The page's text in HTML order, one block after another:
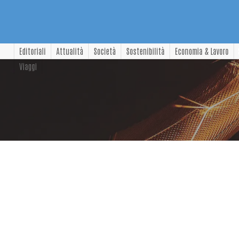
Editoriali Attualità Società Sostenibilità Economia & Lavoro
Viaggi